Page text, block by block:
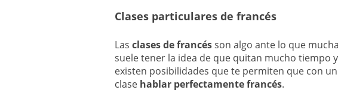
Clases particulares de francés
Las clases de francésson algo ante lo que
suele tener la idea de que quitan mucho tiempo
existen posibilidades que te permiten que con
clase hablar perfectamente francés.